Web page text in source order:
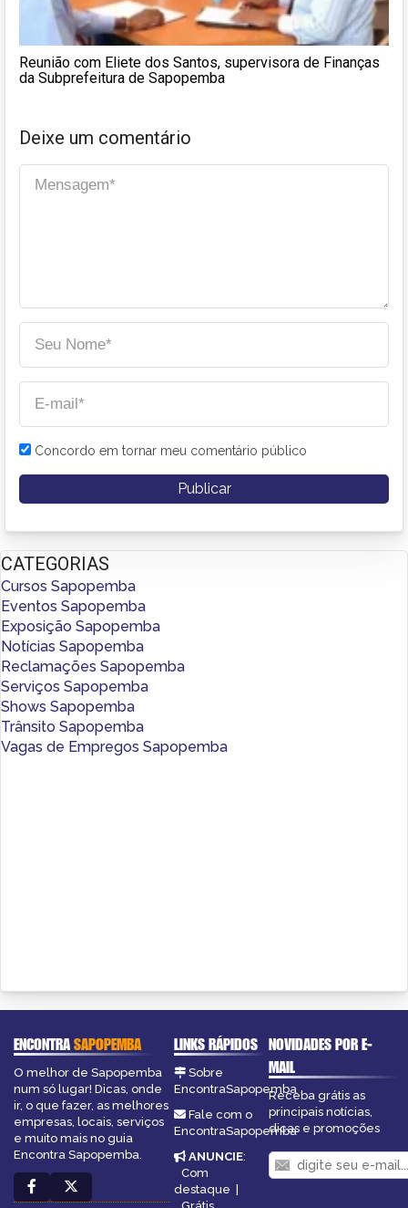
Reunião com Eliete dos Santos, supervisora de Finanças
da Subprefeitura de Sapopemba
Deixe um comentário
Concordo em tornar meu comentário público
CATEGORIAS
Cursos Sapopemba
Eventos Sapopemba
Exposição Sapopemba
Notícias Sapopemba
Reclamações Sapopemba
Serviços Sapopemba
Shows Sapopemba
Trânsito Sapopemba
Vagas de Empregos Sapopemba
ENCONTRASAPOPEMBA
O melhor de Sapopemba
num só lugar! Dicas, onde
ir, o que fazer, as melhores
empresas, locais, serviços
e muito mais no guia
Encontra Sapopemba.
LINKS RÁPIDOS
Sobre
EncontraSapopemba
Fale com o
EncontraSapopemba
ANUNCIE:
Com
destaque
NOVIDADES POR E-
MAIL
Receba grátis as
principais notícias,
dicas e promoções